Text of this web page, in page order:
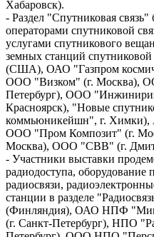
Хабаровск).
- Раздел "Спутниковая
операторами спутниковой
услугами спутникового
земных станций
(США), ОАО "Газпром
ООО "Визком" (г. Москва),
Петербург), ООО
Красноярск), "Новые
коммьюникейшн", г.
ООО "Пром Композит" (г.
Москва), ООО "СВВ" (г.
- Участники выставки
радиодоступа,
радиосвязи,
станции в разделе
(Финляндия), ОАО НПФ
(г. Санкт-Петербург), НПО